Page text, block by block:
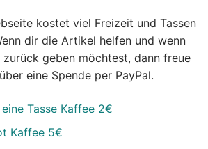
kostet viel Freizeit und Tassen
dir die Artikel helfen und wenn
geben möchtest, dann freue
eine Spende per PayPal.
Tasse Kaffee 2€
Kaffee 5€